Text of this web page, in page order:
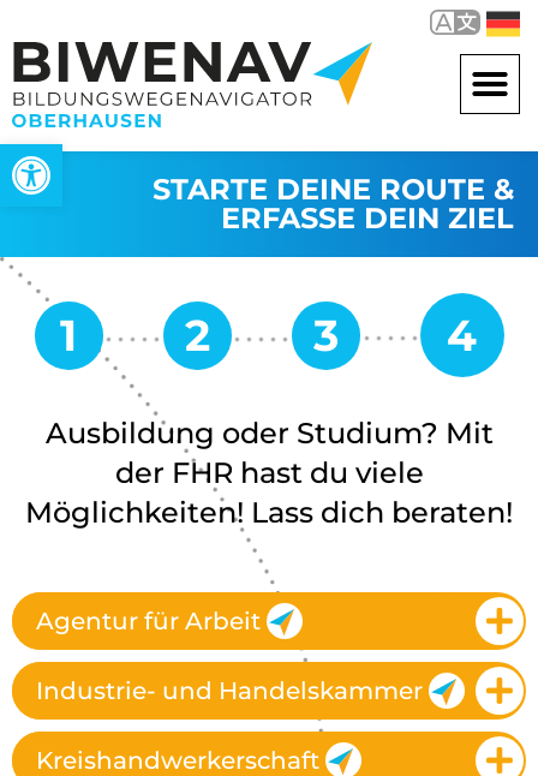
Werkzeugleiste öffnen
STARTE DEINE ROUTE &
ERFASSE DEIN ZIEL
Ausbildung oder Studium? Mit
der FHR hast du viele
Möglichkeiten! Lass dich beraten!
Agentur für Arbeit
Industrie- und Handelskammer
Kreishandwerkerschaft